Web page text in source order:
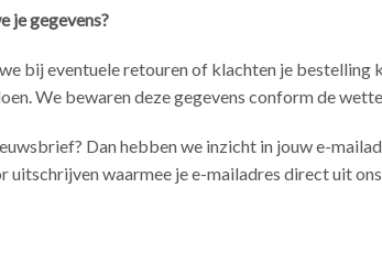
je gegevens?
bij eventuele retouren of klachten je bestelling
We bewaren deze gegevens conform de
Dan hebben we inzicht in jouw e-
uitschrijven waarmee je e-mailadres direct uit